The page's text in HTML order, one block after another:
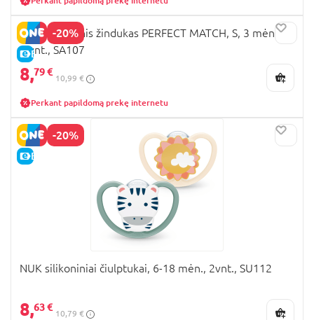
-20%
E-KAINA
NUK silikoninis žindukas PERFECT MATCH, S, 3 mėn.+,
2 vnt., SA107
8,79 €
10,99 €
Perkant papildomą prekę internetu
-20%
E-KAINA
NUK silikoniniai čiulptukai, 6-18 mėn., 2vnt., SU112
8,63 €
10,79 €